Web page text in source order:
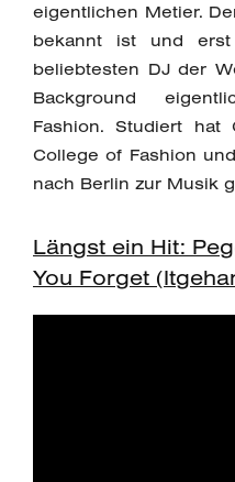
eigentlichen Metier.
bekannt ist und
beliebtesten DJ der
Background
Fashion. Studiert hat
College of Fashion
nach Berlin zur Musik
Längst ein Hit:
You Forget